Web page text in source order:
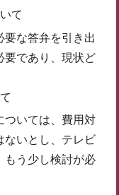
て
要な答弁を引き出
要であり、現状ど
ついては、費用対
ないとし、テレビ
もう少し検討が必